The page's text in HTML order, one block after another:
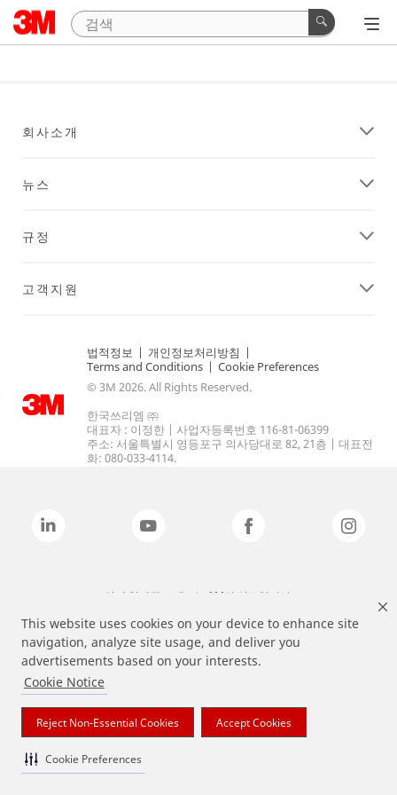
This website uses cookies on your device to enhance site
navigation, analyze site usage, and deliver you
advertisements based on your interests.
Cookie Notice
Reject Non-Essential Cookies Accept Cookies
Cookie Preferences
회사소개
뉴스
규정
고객지원
법적정보 | 개인정보처리방침 |
Terms and Conditions | Cookie Preferences
© 3M 2026. All Rights Reserved.
한국쓰리엠 ㈜
대표자 : 이정한 | 사업자등록번호 116-81-06399
주소: 서울특별시 영등포구 의사당대로 82, 21층 | 대표전
화: 080-033-4114.
상기 열거된 브랜드는 3M의 상표입니다.